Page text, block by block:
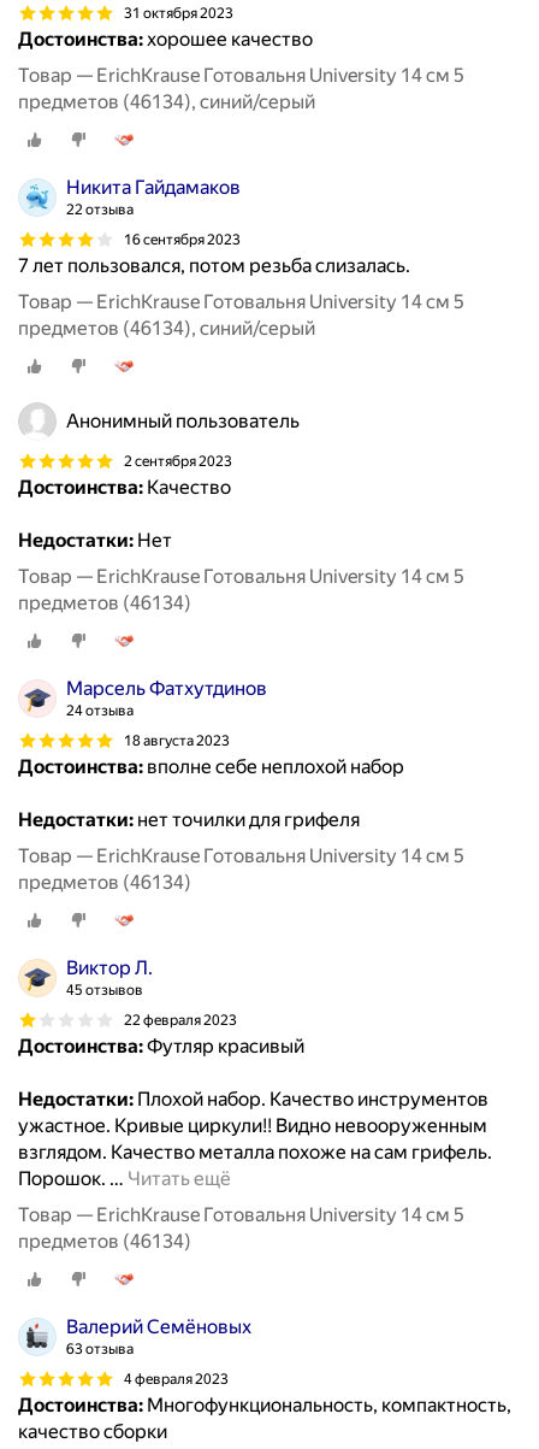
31 октября 2023
Достоинства:хорошее качество
Товар — ErichKrause Готовальня University 14 см 5
предметов (46134), синий/серый
Никита Гайдамаков
22 отзыва
16 сентября 2023
7 лет пользовался, потом резьба слизалась.
Товар — ErichKrause Готовальня University 14 см 5
предметов (46134), синий/серый
Анонимный пользователь
2 сентября 2023
Достоинства: Качество
Недостатки: Нет
Товар — ErichKrause Готовальня University 14 см 5
предметов (46134)
Марсель Фатхутдинов
24 отзыва
18 августа 2023
Достоинства: вполне себе неплохой набор
Недостатки: нет точилки для грифеля
Товар — ErichKrause Готовальня University 14 см 5
предметов (46134)
Виктор Л.
45 отзывов
22 февраля 2023
Достоинства:Футляр красивый
Недостатки: Плохой набор. Качество инструментов
ужастное. Кривые циркули!! Видно невооруженным
взглядом. Качество металла похоже на сам грифель.
Порошок. … Читать ещё
Товар — ErichKrause Готовальня University 14 см 5
предметов (46134)
Валерий Семёновых
63 отзыва
4 февраля 2023
Достоинства: Многофункциональность, компактность,
качество сборки